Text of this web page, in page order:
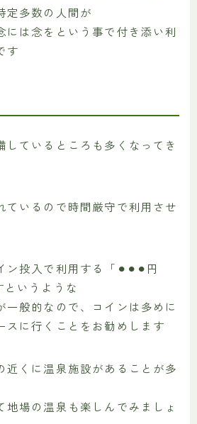
定多数の人間が
には念をという事で付き添い利
す
しているところも多くなってき
ているので時間厳守で利用させ
ン投入で利用する「⚫︎⚫︎⚫︎円
というような
一般的なので、コインは多めに
スに行くことをお勧めします
近くに温泉施設があることが多
地場の温泉も楽しんでみましょ